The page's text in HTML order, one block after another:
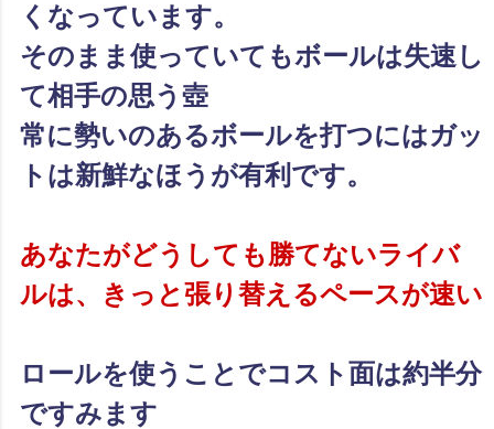
くなっています。
そのまま使っていてもボールは失速し
て相手の思う壺
常に勢いのあるボールを打つにはガッ
トは新鮮なほうが有利です。
あなたがどうしても勝てないライバ
ルは、きっと張り替えるペースが速い
ロールを使うことでコスト面は約半分
ですみます